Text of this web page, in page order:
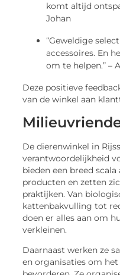
komt altijd
Johan
“Geweldige
accessoires. En
om te helpen.” –
Deze positieve
van de winkel aan
De dierenwinkel in
verantwoordelijkheid
bieden een breed
producten en zetten
praktijken. Van
kattenbakvulling tot
doen er alles aan om
verkleinen.
Daarnaast werken ze
en organisaties om